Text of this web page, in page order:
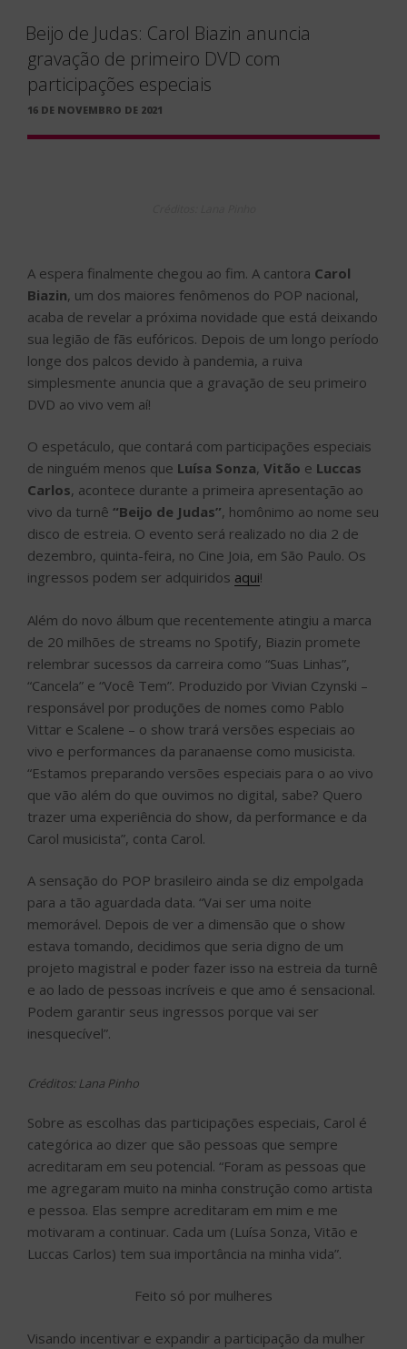
Beijo de Judas: Carol Biazin anuncia
gravação de primeiro DVD com
participações especiais
PUBLICADO
16 DE NOVEMBRO DE 2021
A espera finalmente chegou ao fim. A cantora Carol
Biazin, um dos maiores fenômenos do POP nacional,
acaba de revelar a próxima novidade que está deixando
sua legião de fãs eufóricos. Depois de um longo período
longe dos palcos devido à pandemia, a ruiva
simplesmente anuncia que a gravação de seu primeiro
DVD ao vivo vem aí!
O espetáculo, que contará com participações especiais
de ninguém menos que Luísa Sonza, Vitão e Luccas
Carlos, acontece durante a primeira apresentação ao
vivo da turnê “Beijo de Judas”, homônimo ao nome seu
disco de estreia. O evento será realizado no dia 2 de
dezembro, quinta-feira, no Cine Joia, em São Paulo. Os
ingressos podem ser adquiridos aqui!
Além do novo álbum que recentemente atingiu a marca
de 20 milhões de streams no Spotify, Biazin promete
relembrar sucessos da carreira como “Suas Linhas”,
“Cancela” e “Você Tem”. Produzido por Vivian Czynski –
responsável por produções de nomes como Pablo
Vittar e Scalene – o show trará versões especiais ao
vivo e performances da paranaense como musicista.
“Estamos preparando versões especiais para o ao vivo
que vão além do que ouvimos no digital, sabe? Quero
trazer uma experiência do show, da performance e da
Carol musicista”, conta Carol.
A sensação do POP brasileiro ainda se diz empolgada
para a tão aguardada data. “Vai ser uma noite
memorável. Depois de ver a dimensão que o show
estava tomando, decidimos que seria digno de um
projeto magistral e poder fazer isso na estreia da turnê
e ao lado de pessoas incríveis e que amo é sensacional.
Podem garantir seus ingressos porque vai ser
inesquecível”.
Créditos: Lana Pinho
Sobre as escolhas das participações especiais, Carol é
categórica ao dizer que são pessoas que sempre
acreditaram em seu potencial. “Foram as pessoas que
me agregaram muito na minha construção como artista
e pessoa. Elas sempre acreditaram em mim e me
motivaram a continuar. Cada um (Luísa Sonza, Vitão e
Luccas Carlos) tem sua importância na minha vida”.
Feito só por mulheres
Visando incentivar e expandir a participação da mulher